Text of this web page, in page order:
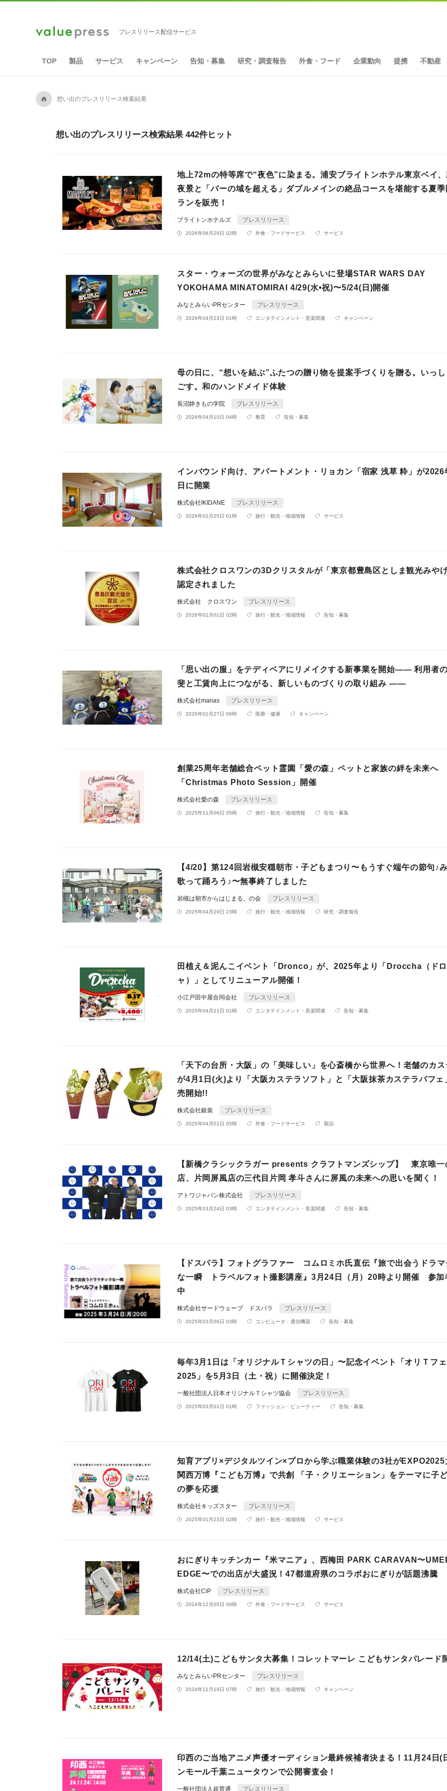
プレスリリース配信サービス
TOP 製品 サービス キャンペーン 告知・募集 研究・調査報告 外食・フード 企業動向 提携 不動産
A 想い出のプレスリリース検索結果
想い出のプレスリリース検索結果 442件ヒット
地上72mの特等席で“夜色”に染まる。浦安ブライトンホテル東京ベイ
夜景と「バーの域を超える」ダブルメインの絶品コースを堪能する夏
ランを販売！
ブライトンホテルズ プレスリリース
2026年06月29日 02時 外食・フードサービス サービス
スター・ウォーズの世界がみなとみらいに登場STAR WARS DAY
YOKOHAMA MINATOMIRAI 4/29(水•祝)〜5/24(日)開催
みなとみらいPRセンター プレスリリース
2026年04月23日 01時 エンタテインメント・音楽関連 キャンペーン
母の日に、“想いを結ぶ”ふたつの贈り物を提案手づくりを贈る。いっ
ごす。和のハンドメイド体験
長沼静きもの学院 プレスリリース
2026年04月10日 04時 教育 告知・募集
インバウンド向け、アパートメント・リョカン「宿家 浅草 粋」が2026
日に開業
株式会社IKIDANE プレスリリース
2026年02月25日 01時 旅行・観光・地域情報 サービス
株式会社クロスワンの3Dクリスタルが「東京都豊島区としま観光みや
認定されました
株式会社 クロスワン プレスリリース
2026年02月01日 02時 旅行・観光・地域情報 告知・募集
「思い出の服」をテディベアにリメイクする新事業を開始―― 利用者
斐と工賃向上につながる、新しいものづくりの取り組み ――
株式会社manas プレスリリース
2026年01月27日 06時 医療・健康 キャンペーン
創業25周年老舗総合ペット霊園「愛の森」ペットと家族の絆を未来へ
「Christmas Photo Session」開催
株式会社愛の森 プレスリリース
2025年11月06日 05時 旅行・観光・地域情報 告知・募集
【4/20】第124回岩槻安穏朝市・子どもまつり〜もうすぐ端午の節句♪
歌って踊ろう♪〜無事終了しました
岩槻は朝市からはじまる。の会 プレスリリース
2025年04月29日 23時 旅行・観光・地域情報 研究・調査報告
田植え＆泥んこイベント「Dronco」が、2025年より「Droccha（ド
ャ）」としてリニューアル開催！
小江戸田中屋合同会社 プレスリリース
2025年04月21日 01時 エンタテインメント・音楽関連 告知・募集
「天下の台所・大阪」の「美味しい」を心斎橋から世界へ！老舗のカ
が4月1日(火)より「大阪カステラソフト」と「大阪抹茶カステラパフェ
売開始!!
株式会社銀装 プレスリリース
2025年04月01日 05時 外食・フードサービス 製品
【新橋クラシックラガー presents クラフトマンズシップ】 東京唯一
店、片岡屏風店の三代目片岡 孝斗さんに屏風の未来への思いを聞く！
アトワジャパン株式会社 プレスリリース
2025年03月24日 03時 エンタテインメント・音楽関連 告知・募集
【ドスパラ】フォトグラファー コムロミホ氏直伝『旅で出会うドラマ
な一瞬 トラベルフォト撮影講座』3月24日（月）20時より開催 参加
中
株式会社サードウェーブ ドスパラ プレスリリース
2025年03月06日 03時 コンピュータ・通信機器 告知・募集
毎年3月1日は「オリジナルＴシャツの日」〜記念イベント「オリＴフ
2025」を5月3日（土・祝）に開催決定！
一般社団法人日本オリジナルＴシャツ協会 プレスリリース
2025年03月01日 01時 ファッション・ビューティー 告知・募集
知育アプリ×デジタルツイン×プロから学ぶ職業体験の3社がEXPO2025
関西万博『こども万博』で共創 「子・クリエーション」をテーマに子
の夢を応援
株式会社キッズスター プレスリリース
2025年01月23日 02時 旅行・観光・地域情報 サービス
おにぎりキッチンカー『米マニア』、西梅田 PARK CARAVAN〜
EDGE〜での出店が大盛況！47都道府県のコラボおにぎりが話題沸騰
株式会社CiP プレスリリース
2024年12月05日 00時 外食・フードサービス サービス
12/14(土)こどもサンタ大募集！コレットマーレ こどもサンタパレード
みなとみらいPRセンター プレスリリース
2024年11月19日 07時 旅行・観光・地域情報 キャンペーン
印西のご当地アニメ声優オーディション最終候補者決まる！11月24日(
ンモール千葉ニュータウンで公開審査会！
一般社団法人超普通 プレスリリース